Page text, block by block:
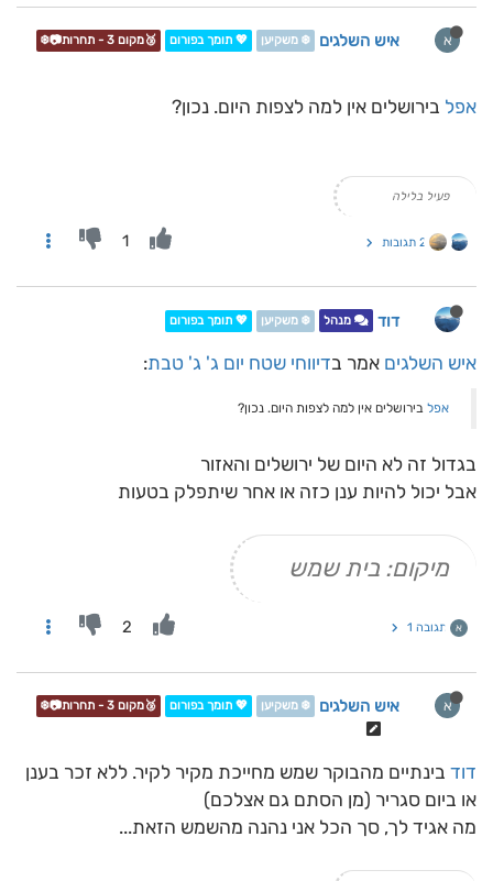
א איש השלגים ❄️ משקיען 💖 תומך בפורום 🥉מקום 3 - תחרות📷❄️
אפל בירושלים אין למה לצפות היום. נכון?
פעיל בלילה
2 תגובות 1
דוד מנהל ❄️ משקיען 💖 תומך בפורום
איש השלגים אמר בדיווחי שטח יום ג' ג' טבת:
אפל בירושלים אין למה לצפות היום. נכון?
בגדול זה לא היום של ירושלים והאזור
אבל יכול להיות ענן כזה או אחר שיתפלק בטעות
מיקום: בית שמש
א תגובה 1 2
א איש השלגים ❄️ משקיען 💖 תומך בפורום 🥉מקום 3 - תחרות📷❄️
דוד בינתיים מהבוקר שמש מחייכת מקיר לקיר. ללא זכר בענן
או ביום סגריר (מן הסתם גם אצלכם)
מה אגיד לך, סך הכל אני נהנה מהשמש הזאת...